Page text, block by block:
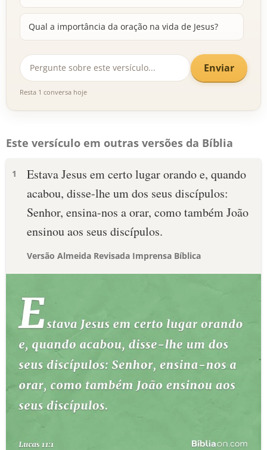
Qual a importância da oração na vida de Jesus?
Enviar
Resta 1 conversa hoje
Este versículo em outras versões da Bíblia
1
Estava Jesus em certo lugar orando e, quando
acabou, disse-lhe um dos seus discípulos:
Senhor, ensina-nos a orar, como também João
ensinou aos seus discípulos.
Versão Almeida Revisada Imprensa Bíblica